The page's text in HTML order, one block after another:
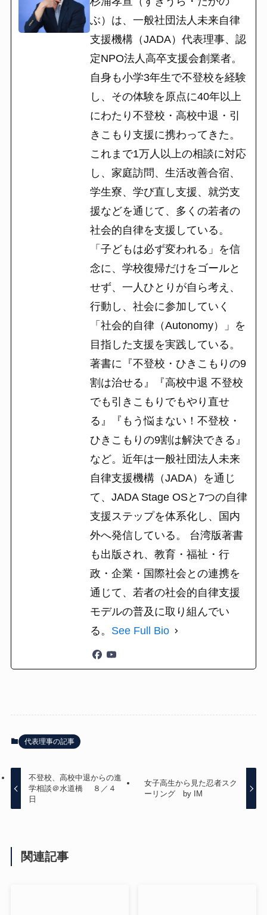
ぶ）は、一般社団法人未来自律
支援機構（JADA）代表理事、認
定NPO法人高卒支援会創業者。
自身も小学3年生で不登校を経験
し、その体験を原点に40年以上
にわたり不登校・高校中退・引
きこもり支援に携わってきた。
これまで1万人以上の相談に対応
し、家庭訪問、生活改善合宿、
学生寮、学び直し支援、就労支
援などを通じて、多くの若者の
社会的自律を支援している。
「子どもは必ず変われる」を信
念に、学校復帰だけをゴールと
せず、一人ひとりが自ら考え、
行動し、社会に参加していく
「社会的自律（Autonomy）」を
目指した支援を実践している。
著書に『不登校・ひきこもりの9
割は治せる』『高校中退 不登校
でも引きこもりでもやり直せ
る』『もう悩まない！不登校・
ひきこもりの9割は解決できる』
など。近年は一般社団法人未来
自律支援機構（JADA）を通じ
て、JADA Stage OSと7つの自律
支援ステップを体系化し、国内
外へ発信している。 台湾版著書
も出版され、教育・福祉・行
政・企業・国際社会との連携を
通じて、若者の社会的自律支援
モデルの普及に取り組んでい
る。 See Full Bio
代表理事の記事
不登校、高校中退からの進
学相談＠水道橋 ８／４
日
女子高生から見た忍者スク
ーリング by IM
関連記事